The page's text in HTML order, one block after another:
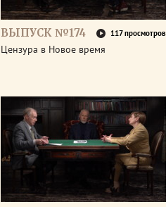
ВЫПУСК №174 117 просмотров
Цензура в Новое время